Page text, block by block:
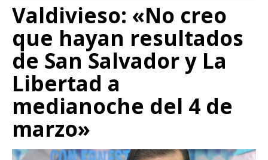
Valdivieso: «No creo
que hayan resultados
de San Salvador y La
Libertad a
medianoche del 4 de
marzo»